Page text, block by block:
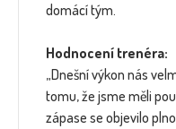
domácí tým.
Hodnocení trenéra:
„Dnešní výkon nás
tomu, že jsme měli
zápase se objevilo